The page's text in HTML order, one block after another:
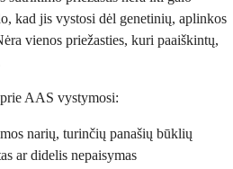
kad jis vystosi dėl genetinių, aplinkos
vienos priežasties, kuri paaiškintų,
AAS vystymosi:
narių, turinčių panašių būklių
ar didelis nepaisymas